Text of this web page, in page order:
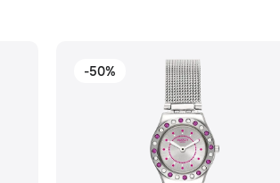
-50%